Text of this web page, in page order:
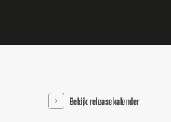
Bekijk releasekalender